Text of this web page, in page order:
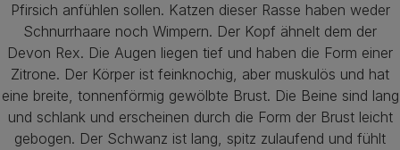
Pfirsich anfühlen sollen. Katzen dieser Rasse haben weder
Schnurrhaare noch Wimpern. Der Kopf ähnelt dem der
Devon Rex. Die Augen liegen tief und haben die Form einer
Zitrone. Der Körper ist feinknochig, aber muskulös und hat
eine breite, tonnenförmig gewölbte Brust. Die Beine sind lang
und schlank und erscheinen durch die Form der Brust leicht
gebogen. Der Schwanz ist lang, spitz zulaufend und fühlt